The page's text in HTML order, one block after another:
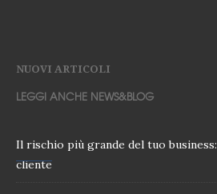
NUOVI ARTICOLI
LEGGI ANCHE NEWS&BLOG
Il rischio più grande del tuo
cliente